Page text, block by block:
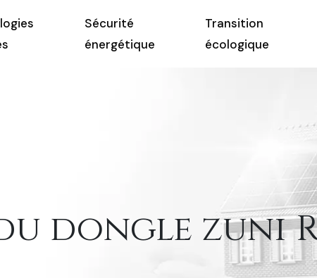
Sécurité
énergétique
Transition
écologique
dongle zuni